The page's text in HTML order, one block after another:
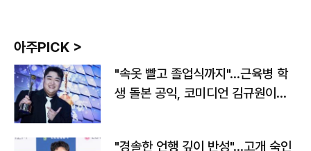
아주PICK >
"속옷 빨고 졸업식까지"…근육병 학
생 돌본 공익, 코미디언 김규원이었
"경솔한 언행 깊이 반성"…고개 숙인